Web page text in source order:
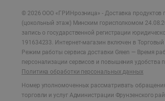
© 2026 ООО «ГРИНрозница» - Доставка продуктов
(цокольный этаж) Минским горисполкомом
запись о государственной регистрации
191634233. Интернет-магазин включен в
Режим работы сервиса доставки Green — Время
персонализации сервисов и повышения удобства
Политика обработки персональных данных
Номер уполномоченных рассматривать
торговли и услуг Администрации Фрунзенского